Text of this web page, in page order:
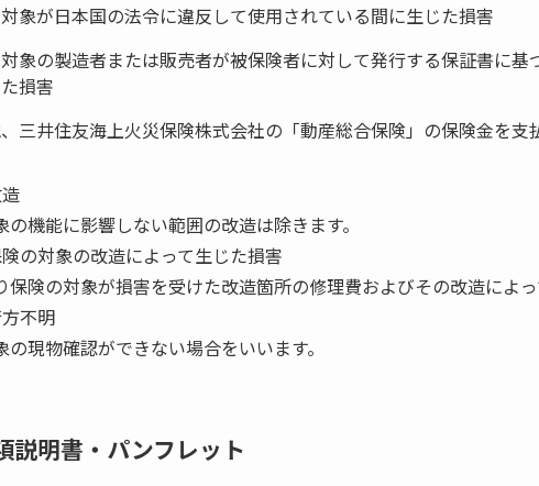
象が日本国の法令に違反して使用されている間に生じた損害
象の製造者または販売者が被保険者に対して発行する保証書に
損害
三井住友海上火災保険株式会社の「動産総合保険」の保険金を
の機能に影響しない範囲の改造は除きます。
険の対象の改造によって生じた損害
保険の対象が損害を受けた改造箇所の修理費およびその改造によ
方不明
の現物確認ができない場合をいいます。
説明書・パンフレット